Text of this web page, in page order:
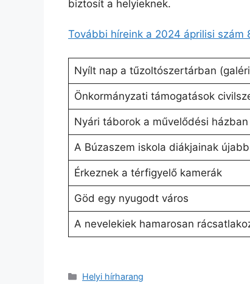
biztosít a helyieknek.
További híreink a 2024 áprilisi szám
Nyílt nap a tűzoltószertárban
Önkormányzati támogatások
Nyári táborok a művelődési házban
A Búzaszem iskola diákjainak
Érkeznek a térfigyelő kamerák
Göd egy nyugodt város
A nevelekiek hamarosan
Kategória
Helyi hírharang